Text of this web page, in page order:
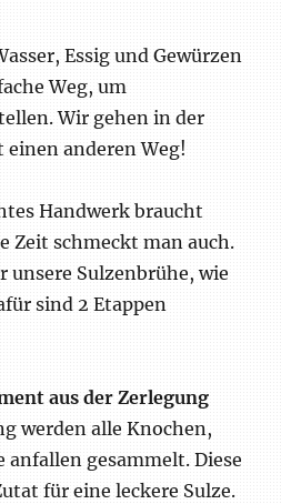
Essig und Gewürzen
Weg, um
Wir gehen in der
einen anderen Weg!
Handwerk braucht
Zeit schmeckt man auch.
unsere Sulzenbrühe, wie
sind 2 Etappen
aus der Zerlegung
werden alle Knochen,
anfallen gesammelt. Diese
für eine leckere Sulze.